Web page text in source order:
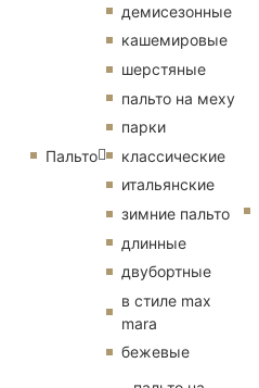
Пальто
демисезонные
кашемировые
шерстяные
пальто на меху
парки
классические
итальянские
зимние пальто
длинные
двубортные
в стиле max
mara
бежевые